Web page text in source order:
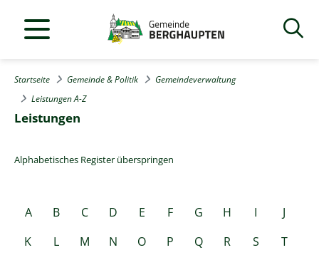
Startseite Gemeinde & Politik
Gemeindeverwaltung
Leistungen A-Z
Leistungen
Alphabetisches Register überspringen
A B C D E F G H I
J
K
L M N O P Q R S
T